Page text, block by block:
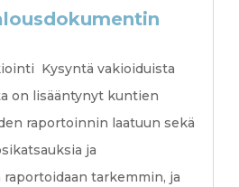
Kysyntä vakioiduista
on lisääntynyt kuntien
raportoinnin laatuun sekä
ja
tarkemmin, ja